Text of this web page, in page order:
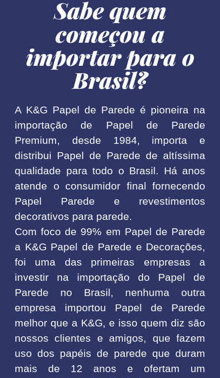
Sabe quem
começou a
importar para o
Brasil?
A K&G Papel de Parede é pioneira na
importação de Papel de Parede
Premium, desde 1984, importa e
distribui Papel de Parede de altíssima
qualidade para todo o Brasil. Há anos
atende o consumidor final fornecendo
Papel Parede e revestimentos
decorativos para parede.
Com foco de 99% em Papel de Parede
a K&G Papel de Parede e Decorações,
foi uma das primeiras empresas a
investir na importação do Papel de
Parede no Brasil, nenhuma outra
empresa importou Papel de Parede
melhor que a K&G, e isso quem diz são
nossos clientes e amigos, que fazem
uso dos papéis de parede que duram
mais de 12 anos e ofertam um